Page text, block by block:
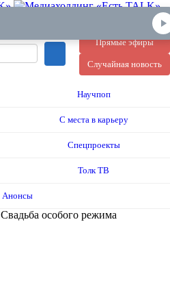
Прямые эфиры
Случайная новость
Научпоп
С места в карьеру
Спецпроекты
Толк ТВ
Анонсы
особого режима